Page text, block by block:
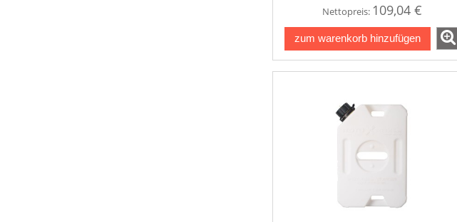
Nettopreis: 109,04 €
zum warenkorb hinzufügen